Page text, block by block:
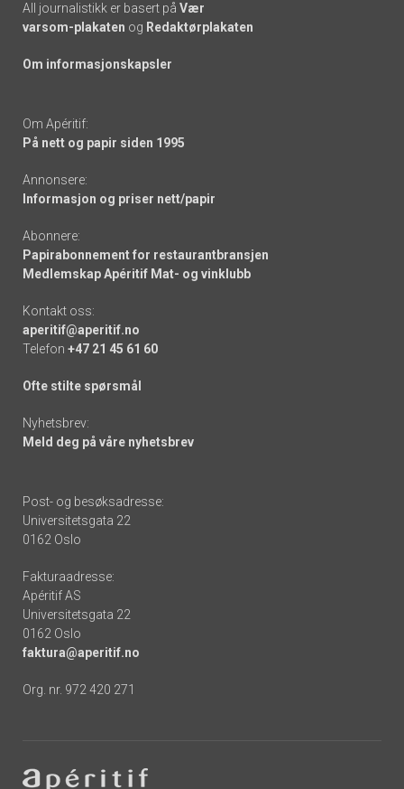
All journalistikk er basert på Vær
varsom-plakaten og Redaktørplakaten
Om informasjonskapsler
Om Apéritif:
På nett og papir siden 1995
Annonsere:
Informasjon og priser nett/papir
Abonnere:
Papirabonnement for restaurantbransjen
Medlemskap Apéritif Mat- og vinklubb
Kontakt oss:
aperitif@aperitif.no
Telefon +47 21 45 61 60
Ofte stilte spørsmål
Nyhetsbrev:
Meld deg på våre nyhetsbrev
Post- og besøksadresse:
Universitetsgata 22
0162 Oslo
Fakturaadresse:
Apéritif AS
Universitetsgata 22
0162 Oslo
faktura@aperitif.no
Org. nr. 972 420 271